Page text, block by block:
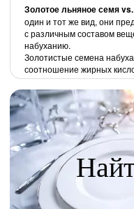
Золотое льняное семя
один и тот же вид, они
с различным составом
набуханию.
Золотистые семена
соотношение жирных